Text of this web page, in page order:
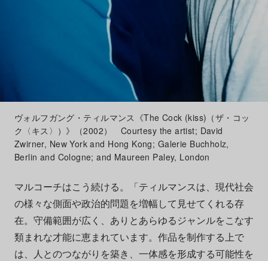
ヴォルフガング・ティルマンス《The Cock (kiss)（ザ・コッ
ク〈キス〉）》（2002） Courtesy the artist; David
Zwirner, New York and Hong Kong; Galerie Buchholz,
Berlin and Cologne; and Maureen Paley, London
マルコーチはこう続ける。「ティルマンスは、現代社会
の様々な側面や政治的問題を増幅して見せてくれる存
在。守備範囲が広く、ありとあらゆるジャンルをこなす
類まれな才能に恵まれています。作品を制作する上で
は、人とのつながりを築き、一体感を形成する可能性を